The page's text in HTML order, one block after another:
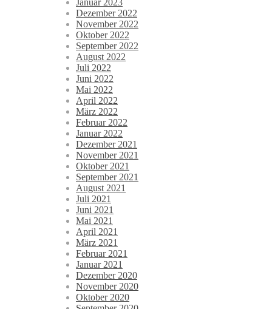
Januar 2023
Dezember 2022
November 2022
Oktober 2022
September 2022
August 2022
Juli 2022
Juni 2022
Mai 2022
April 2022
März 2022
Februar 2022
Januar 2022
Dezember 2021
November 2021
Oktober 2021
September 2021
August 2021
Juli 2021
Juni 2021
Mai 2021
April 2021
März 2021
Februar 2021
Januar 2021
Dezember 2020
November 2020
Oktober 2020